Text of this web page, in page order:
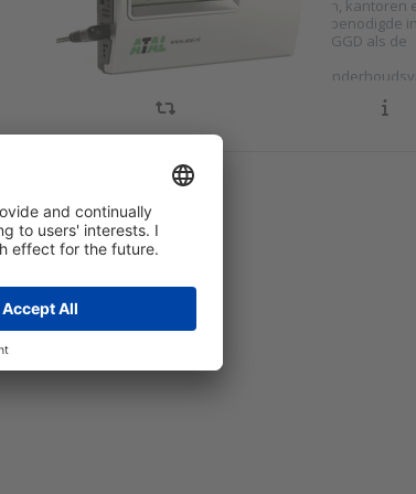
andere scholen, kinderdagverblijven, kantoren
Automatische rapportages met alle benodigde
Voldoet aan de eisen van zowel de GGD als de
Gezondheidsdienst.
Zelfkalibrerende CO2-sensor, dus
ENTER for
more
options to
AWP-C
datalogger
interne
CO2